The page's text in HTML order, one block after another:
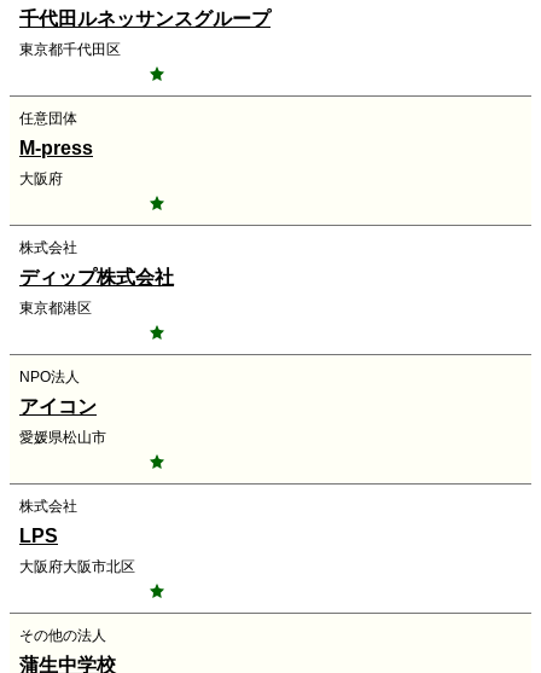
千代田ルネッサンスグループ
東京都千代田区
任意団体
M-press
大阪府
株式会社
ディップ株式会社
東京都港区
NPO法人
アイコン
愛媛県松山市
株式会社
LPS
大阪府大阪市北区
その他の法人
蒲生中学校